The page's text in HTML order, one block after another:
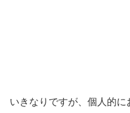
いきなりですが、個人的